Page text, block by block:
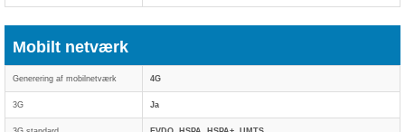
Mobilt netværk
Generering af mobilnetværk 4G
3G Ja